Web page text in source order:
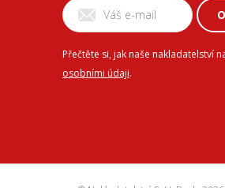
Přečtěte si, jak naše nakladatelství
osobními údaji.